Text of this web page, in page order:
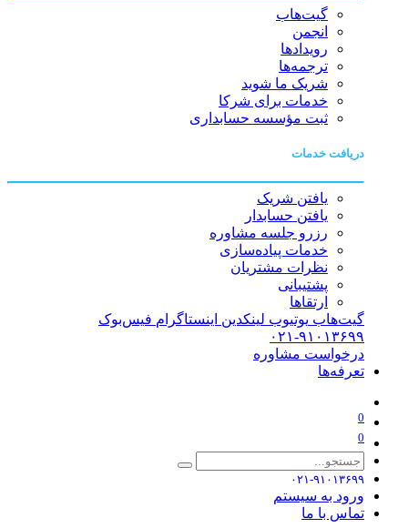
گیت‌هاب
انجمن
رویدادها
ترجمه‌ها
شریک ما شوید
خدمات برای شرکا
ثبت مؤسسه حسابداری
دریافت خدمات
یافتن شریک
یافتن حسابدار
رزرو جلسه مشاوره
خدمات پیاده‌سازی
نظرات مشتریان
پشتیبانی
ارتقاها
گیت‌هاب یوتیوب لینکدین اینستاگرام فیس‌بوک
۰۲۱-۹۱۰۱۳۶۹۹
درخواست مشاوره
تعرفه‌ها
0
0
۰۲۱-۹۱۰۱۳۶۹۹
ورود به سیستم
تماس با ما